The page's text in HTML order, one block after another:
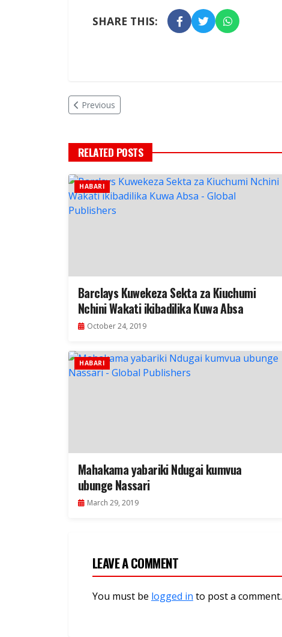
SHARE THIS:
Previous
RELATED POSTS
HABARI
Barclays Kuwekeza Sekta za Kiuchumi
Nchini Wakati ikibadilika Kuwa Absa
October 24, 2019
HABARI
Mahakama yabariki Ndugai kumvua
ubunge Nassari
March 29, 2019
LEAVE A COMMENT
You must be logged in to post a comment.